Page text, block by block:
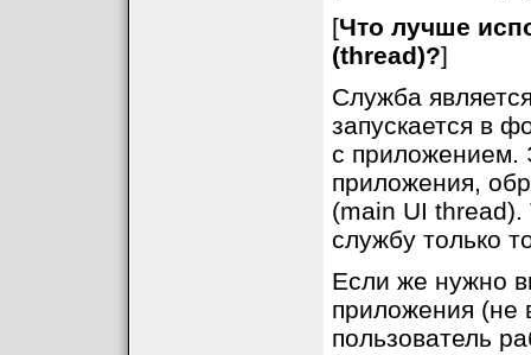
[Что лучше
(thread)?]
Служба
запускается в
с приложением.
приложения,
(main UI
службу только
Если же нужно
приложения (не
пользователь